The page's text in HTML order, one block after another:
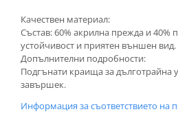
Качествен материал:
Състав: 60% акрилна прежда и 40%
устойчивост и приятен външен вид.
Допълнителни подробности:
Подгънати краища за дълготрайна
завършек.
Информация за съответствието на